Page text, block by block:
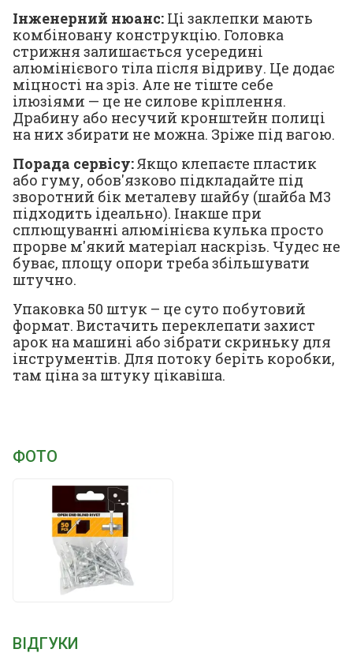
Інженерний нюанс: Ці заклепки мають
комбіновану конструкцію. Головка
стрижня залишається усередині
алюмінієвого тіла після відриву. Це додає
міцності на зріз. Але не тіште себе
ілюзіями — це не силове кріплення.
Драбину або несучий кронштейн полиці
на них збирати не можна. Зріже під вагою.
Порада сервісу:Якщо клепаєте пластик
або гуму, обов'язково підкладайте під
зворотний бік металеву шайбу (шайба М3
підходить ідеально). Інакше при
сплющуванні алюмінієва кулька просто
прорве м'який матеріал наскрізь. Чудес не
буває, площу опори треба збільшувати
штучно.
Упаковка 50 штук – це суто побутовий
формат. Вистачить переклепати захист
арок на машині або зібрати скриньку для
інструментів. Для потоку беріть коробки,
там ціна за штуку цікавіша.
ФОТО
ВІДГУКИ